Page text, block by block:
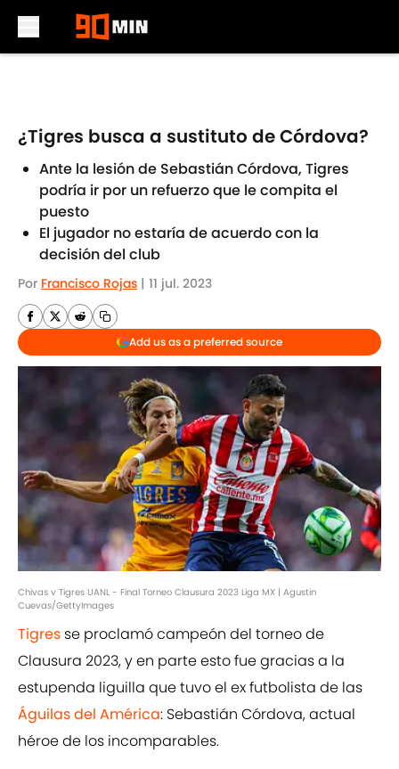
¿Tigres busca a sustituto de Córdova?
Ante la lesión de Sebastián Córdova, Tigres
podría ir por un refuerzo que le compita el
puesto
El jugador no estaría de acuerdo con la
decisión del club
Por Francisco Rojas | 11 jul. 2023
Add us as a preferred source
Chivas v Tigres UANL - Final Torneo Clausura 2023 Liga MX | Agustin
Cuevas/GettyImages
Tigres se proclamó campeón del torneo de
Clausura 2023, y en parte esto fue gracias a la
estupenda liguilla que tuvo el ex futbolista de las
Águilas del América: Sebastián Córdova, actual
héroe de los incomparables.